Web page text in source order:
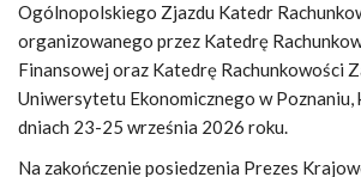
Ogólnopolskiego Zjazdu Katedr
organizowanego przez Katedrę
Finansowej oraz Katedrę Rachunkowości
Uniwersytetu Ekonomicznego w Poznaniu,
dniach 23-25 września 2026 roku.
Na zakończenie posiedzenia Prezes